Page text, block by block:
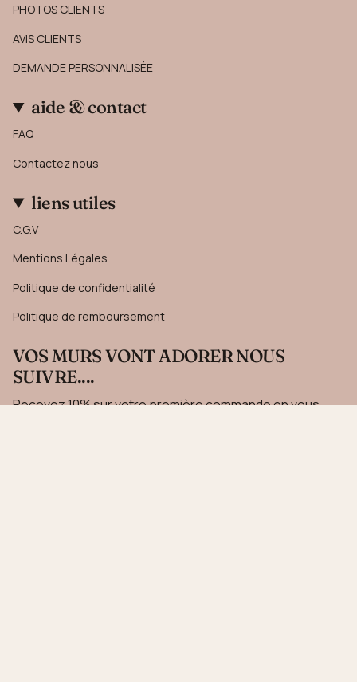
PHOTOS CLIENTS
AVIS CLIENTS
DEMANDE PERSONNALISÉE
aide & contact
FAQ
Contactez nous
liens utiles
C.G.V
Mentions Légales
Politique de confidentialité
Politique de remboursement
VOS MURS VONT ADORER NOUS
SUIVRE....
Recevez 10% sur votre première commande en vous